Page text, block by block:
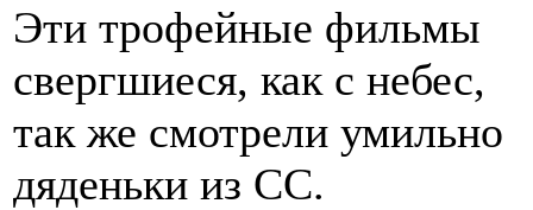
Эти трофейные фильмы
свергшиеся, как с небес,
так же смотрели умильно
дяденьки из СС.